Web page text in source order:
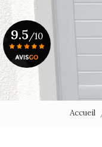
9.5/10
Voir le certificat
Accueil